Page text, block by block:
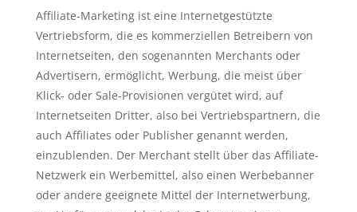
Affiliate-Marketing ist eine Internetgestützte
Vertriebsform, die es kommerziellen Betreibern von
Internetseiten, den sogenannten Merchants oder
Advertisern, ermöglicht, Werbung, die meist über
Klick- oder Sale-Provisionen vergütet wird, auf
Internetseiten Dritter, also bei Vertriebspartnern, die
auch Affiliates oder Publisher genannt werden,
einzublenden. Der Merchant stellt über das Affiliate-
Netzwerk ein Werbemittel, also einen Werbebanner
oder andere geeignete Mittel der Internetwerbung,